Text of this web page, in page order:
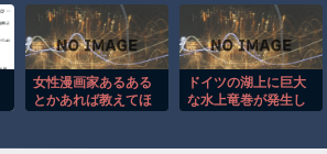
る。
女性漫画家あるある
とかあれば教えてほ
ドイツの湖上に巨大
な水上竜巻が発生し